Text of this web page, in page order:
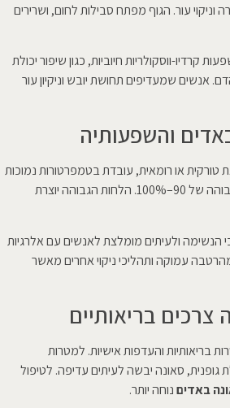
עור. הגוף מפתח סבילות לחום, ושרירים
קרדיו-ווסקולריות חיוביות, כגון שיפור יכולת
אנשים שמעדיפים תחושת יובש וניקיון עור
והשפעותיה
טורקית או רומאית, עובדת בטמפרטורות נמוכות
יותר של 40–50°C עם לחות גבוהה של 90–100%. הלחות הגבוהה יוצרת
הנשימה ולעיתים מומלצת לאנשים עם אלרגיות
עמוקה ותהליכי ניקוי אחרים מאשר
בריאותיים
בריאותיות והעדפות אישיות. למטרות
גופנית, סאונה יבשה לעיתים עדיפה. לטיפול
באדיםנוחה יותר.